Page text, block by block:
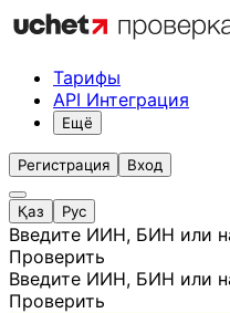
Тарифы
API Интеграция
Ещё
Регистрация Вход
Қаз Рус
Введите ИИН, БИН или
Проверить
Введите ИИН, БИН или
Проверить